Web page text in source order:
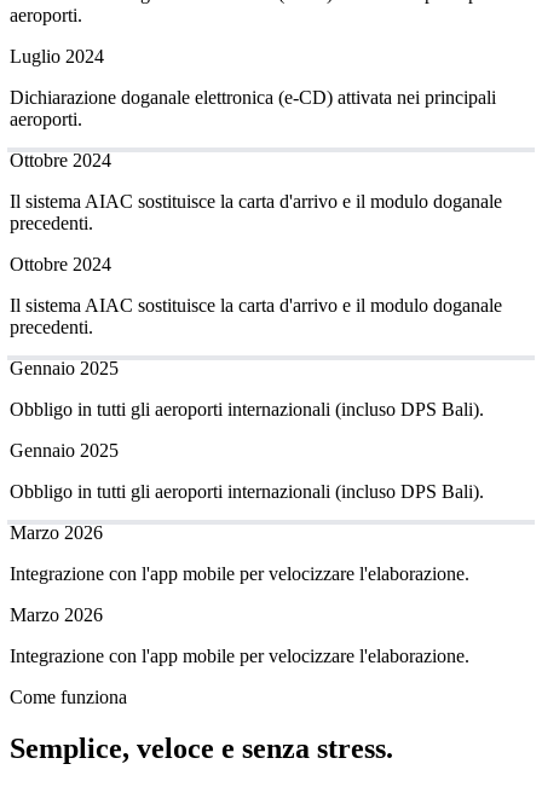
aeroporti.
Luglio 2024
Dichiarazione doganale elettronica (e-CD) attivata nei principali
aeroporti.
Ottobre 2024
Il sistema AIAC sostituisce la carta d'arrivo e il modulo doganale
precedenti.
Ottobre 2024
Il sistema AIAC sostituisce la carta d'arrivo e il modulo doganale
precedenti.
Gennaio 2025
Obbligo in tutti gli aeroporti internazionali (incluso DPS Bali).
Gennaio 2025
Obbligo in tutti gli aeroporti internazionali (incluso DPS Bali).
Marzo 2026
Integrazione con l'app mobile per velocizzare l'elaborazione.
Marzo 2026
Integrazione con l'app mobile per velocizzare l'elaborazione.
Come funziona
Semplice, veloce e senza stress.